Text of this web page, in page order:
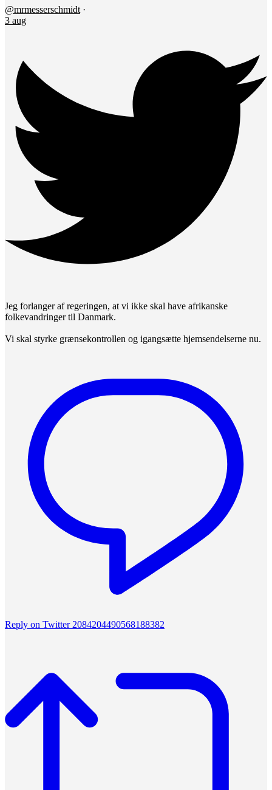
@mrmesserschmidt ·
3 aug
Jeg forlanger af regeringen, at vi ikke skal have afrikanske
folkevandringer til Danmark.
Vi skal styrke grænsekontrollen og igangsætte hjemsendelserne nu.
Reply on Twitter 2084204490568188382